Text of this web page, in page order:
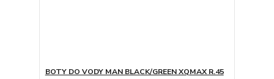
BOTY DO VODY MAN BLACK/GREEN XQMAX R.45